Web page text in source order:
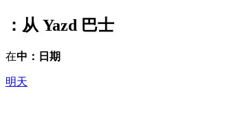
：从 Yazd 巴士
在中：日期
明天